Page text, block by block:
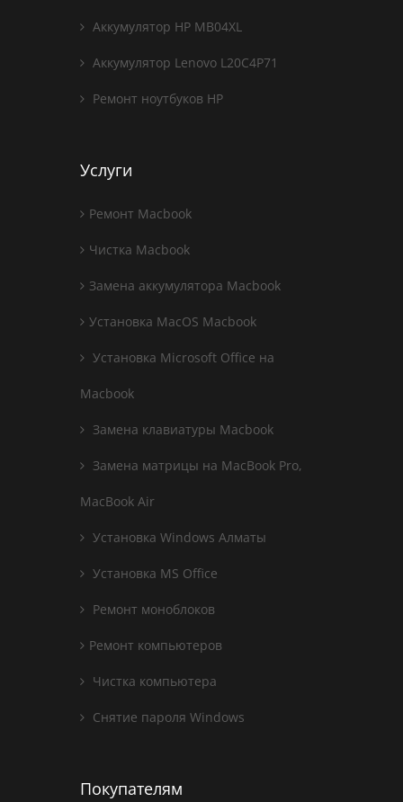
Аккумулятор HP MB04XL
Аккумулятор Lenovo L20C4P71
Ремонт ноутбуков HP
Услуги
Ремонт Macbook
Чистка Macbook
Замена аккумулятора Macbook
Установка MacOS Macbook
Установка Microsoft Office на
Macbook
Замена клавиатуры Macbook
Замена матрицы на MacBook Pro,
MacBook Air
Установка Windows Алматы
Установка MS Office
Ремонт моноблоков
Ремонт компьютеров
Чистка компьютера
Снятие пароля Windows
Покупателям